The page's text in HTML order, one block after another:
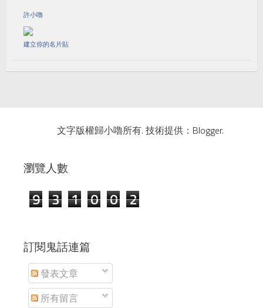
許小嚕
建立你的名片貼
文字版權歸小嚕所有. 技術提供： Blogger.
瀏覽人數
9 3 1 0 0 2
訂閱鬼話連篇
發表文章
所有留言